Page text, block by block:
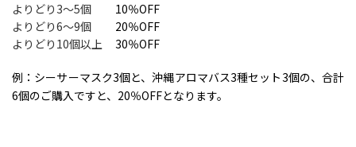
よりどり3～5個
10％OFF
よりどり6～9個
20％OFF
よりどり10個以上
30％OFF
例：シーサーマスク3個と、沖縄アロマバス3種セット3個の、合計
6個のご購入ですと、20％OFFとなります。